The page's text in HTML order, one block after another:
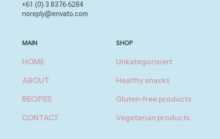
+61 (0) 3 8376 6284
noreply@envato.com
MAIN
HOME
ABOUT
RECIPES
CONTACT
SHOP
Unkategorisiert
Healthy snacks
Gluten-free products
Vegetarian products